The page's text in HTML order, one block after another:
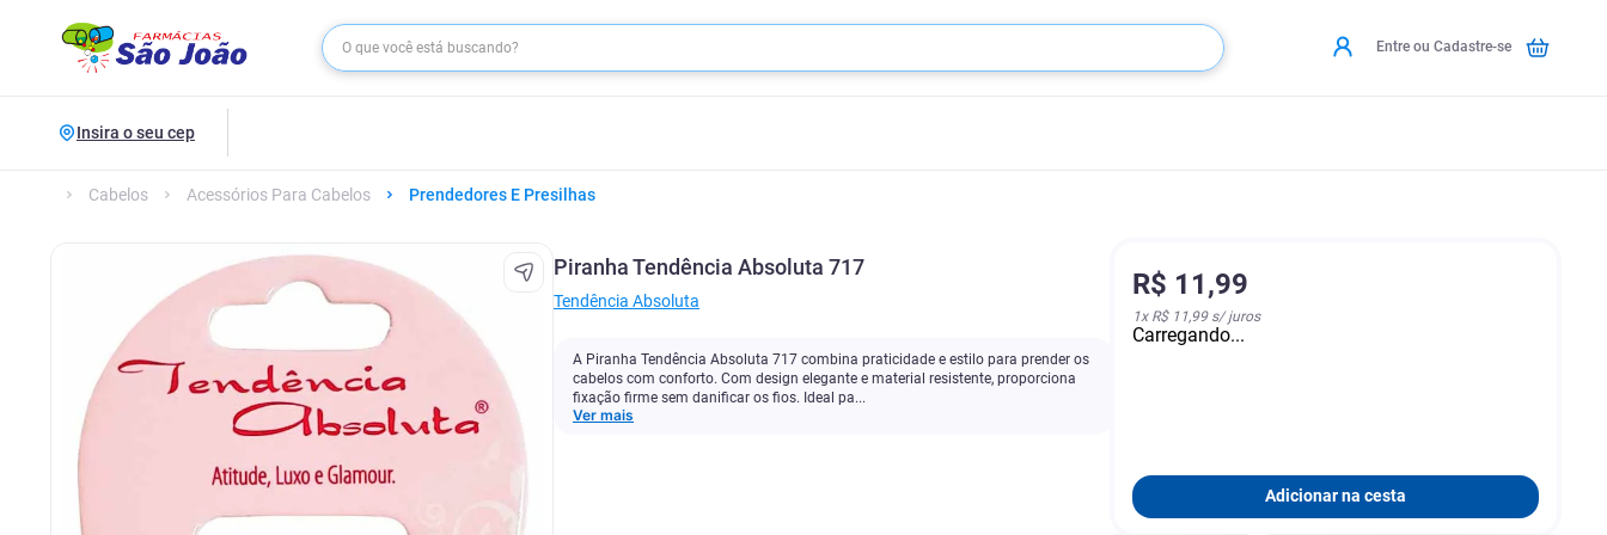
Entre ou Cadastre-se
Insira o seu cep
Cabelos Acessórios Para Cabelos Prendedores E Presilhas
Piranha Tendência Absoluta 717
Tendência Absoluta
A Piranha Tendência Absoluta 717 combina praticidade e estilo para prender os
cabelos com conforto. Com design elegante e material resistente, proporciona
fixação firme sem danificar os fios. Ideal pa...
Ver mais
R$ 11,99
1x R$ 11,99s/ juros
Carregando...
Adicionar na cesta